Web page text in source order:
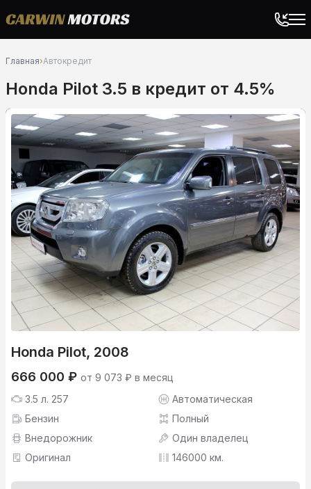
Главная›Автокредит
Honda Pilot 3.5 в кредит от 4.5%
Honda Pilot, 2008
666 000 ₽ от 9 073 ₽ в месяц
3.5 л. 257
Автоматическая
Бензин
Полный
Внедорожник
Один владелец
Оригинал
146000 км.